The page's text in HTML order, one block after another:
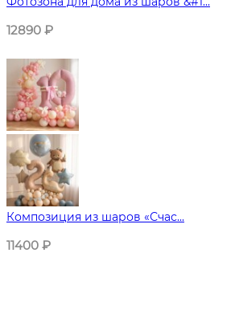
12890 ₽
Композиция из шаров «Счас...
11400 ₽